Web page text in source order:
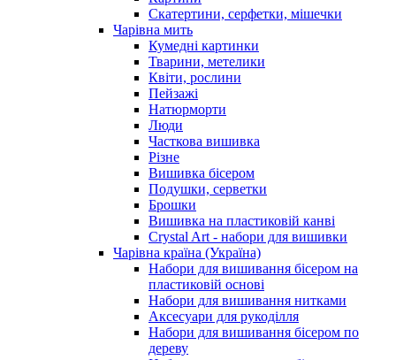
Скатертини, серфетки, мішечки
Чарiвна мить
Кумедні картинки
Тварини, метелики
Квіти, рослини
Пейзажі
Натюрморти
Люди
Часткова вишивка
Різне
Вишивка бісером
Подушки, серветки
Брошки
Вишивка на пластиковій канві
Crystal Art - набори для вишивки
Чарівна країна (Україна)
Набори для вишивання бісером на
пластиковій основі
Набори для вишивання нитками
Аксесуари для рукоділля
Набори для вишивання бісером по
дереву